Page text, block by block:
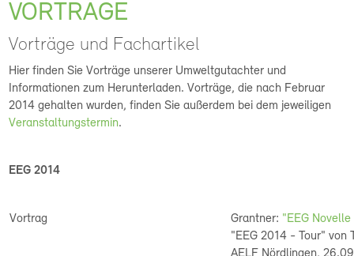
VORTRÄGE
Vorträge und Fachartikel
Hier finden Sie Vorträge unserer Umweltgutachter und
Informationen zum Herunterladen. Vorträge, die nach Februar
2014 gehalten wurden, finden Sie außerdem bei dem jeweiligen
Veranstaltungstermin.
EEG 2014
Vortrag Grantner: "EEG
"EEG 2014 - Tour" von